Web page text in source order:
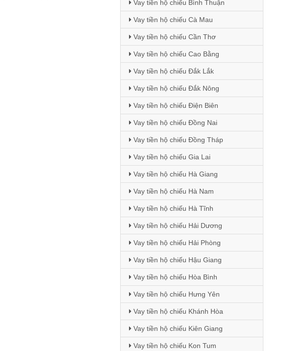
Vay tiền hộ chiếu Bình Thuận
Vay tiền hộ chiếu Cà Mau
Vay tiền hộ chiếu Cần Thơ
Vay tiền hộ chiếu Cao Bằng
Vay tiền hộ chiếu Đắk Lắk
Vay tiền hộ chiếu Đắk Nông
Vay tiền hộ chiếu Điện Biên
Vay tiền hộ chiếu Đồng Nai
Vay tiền hộ chiếu Đồng Tháp
Vay tiền hộ chiếu Gia Lai
Vay tiền hộ chiếu Hà Giang
Vay tiền hộ chiếu Hà Nam
Vay tiền hộ chiếu Hà Tĩnh
Vay tiền hộ chiếu Hải Dương
Vay tiền hộ chiếu Hải Phòng
Vay tiền hộ chiếu Hậu Giang
Vay tiền hộ chiếu Hòa Bình
Vay tiền hộ chiếu Hưng Yên
Vay tiền hộ chiếu Khánh Hòa
Vay tiền hộ chiếu Kiên Giang
Vay tiền hộ chiếu Kon Tum